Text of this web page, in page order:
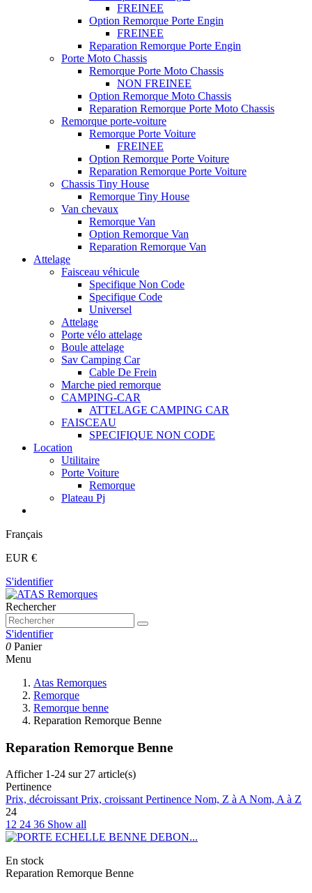
FREINEE
Option Remorque Porte Engin
FREINEE
Reparation Remorque Porte Engin
Porte Moto Chassis
Remorque Porte Moto Chassis
NON FREINEE
Option Remorque Moto Chassis
Reparation Remorque Porte Moto Chassis
Remorque porte-voiture
Remorque Porte Voiture
FREINEE
Option Remorque Porte Voiture
Reparation Remorque Porte Voiture
Chassis Tiny House
Remorque Tiny House
Van chevaux
Remorque Van
Option Remorque Van
Reparation Remorque Van
Attelage
Faisceau véhicule
Specifique Non Code
Specifique Code
Universel
Attelage
Porte vélo attelage
Boule attelage
Sav Camping Car
Cable De Frein
Marche pied remorque
CAMPING-CAR
ATTELAGE CAMPING CAR
FAISCEAU
SPECIFIQUE NON CODE
Location
Utilitaire
Porte Voiture
Remorque
Plateau Pj
Français
EUR €
S'identifier
Rechercher
S'identifier
0 Panier
Menu
Atas Remorques
Remorque
Remorque benne
Reparation Remorque Benne
Reparation Remorque Benne
Afficher 1-24 sur 27 article(s)
Pertinence
Prix, décroissantPrix, croissantPertinence Nom, Z à ANom, A à Z
24
12 24 36 Show all
En stock
Reparation Remorque Benne